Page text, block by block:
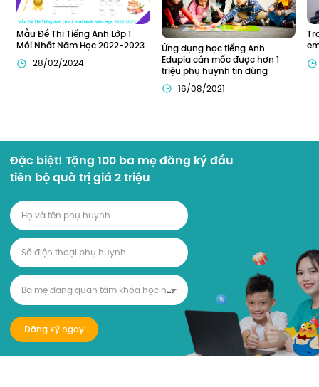
Mẫu Đề Thi Tiếng Anh Lớp 1
Mới Nhất Năm Học 2022-2023
28/02/2024
Ứng dụng học tiếng Anh
Edupia cán mốc được hơn 1
triệu phụ huynh tin dùng
16/08/2021
Đặc biệt! Tặng 100 ba mẹ đăng ký đầu
tiên bộ quà trị giá 2 triệu
B
a mẹ đang quan tâm khóa học nào?
Đăng ký ngay